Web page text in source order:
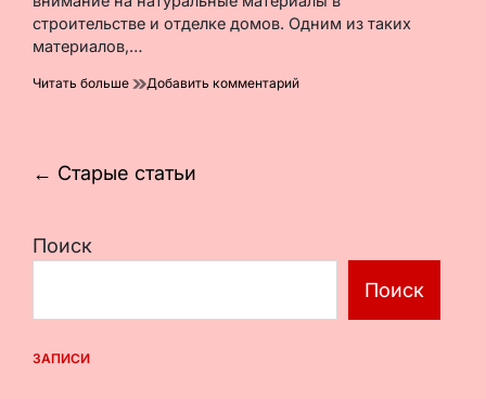
строительстве и отделке домов. Одним из таких
материалов,…
Читать больше Добавить комментарийк
вашего
Навигация
записям
← Старые статьи
Поиск
Поиск
ЗАПИСИ